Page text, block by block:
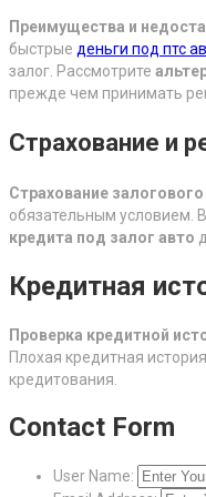
Преимущества и
быстрые деньги под птс
залог. Рассмотрите
прежде чем принимать
Страхование и
Страхование
обязательным условием.
кредита под залог авто
Кредитная
Проверка кредитной
Плохая кредитная
кредитования.
Contact Form
User Name: